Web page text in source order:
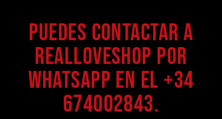
Puedes contactar a
Realloveshop por
WhatsApp en el +34
674002843.